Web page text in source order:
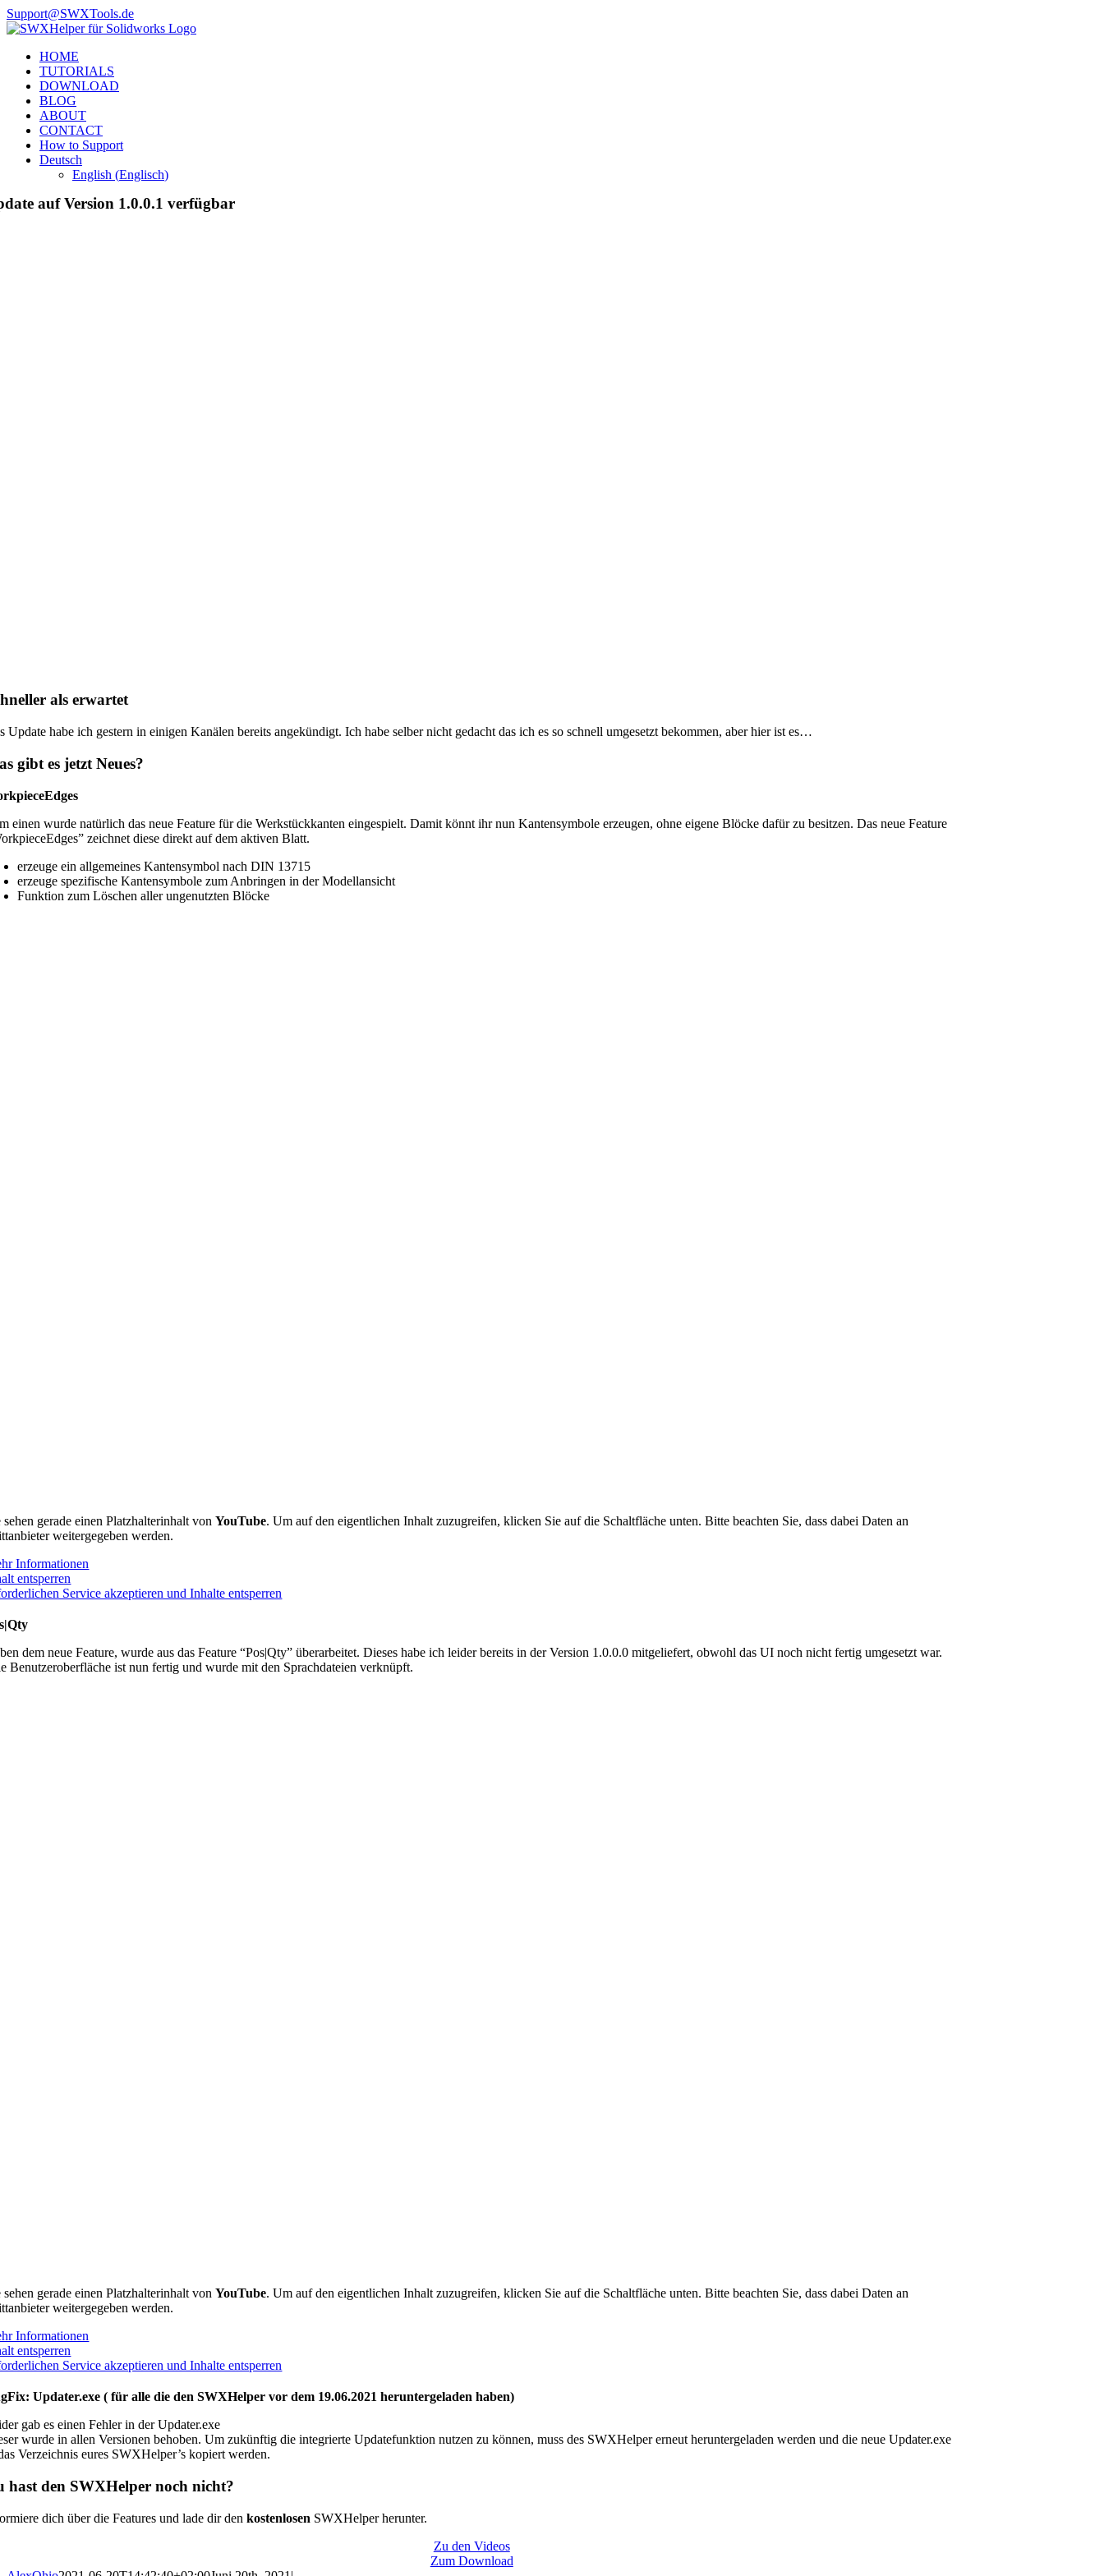
Zum
Inhalt
Support@SWXTools.de
Facebook
YouTube
X
HOME
TUTORIALS
DOWNLOAD
BLOG
ABOUT
CONTACT
How to Support
Deutsch
English (Englisch)
auf Version 1.0.0.1 verfügbar
als erwartet
Update habe ich gestern in einigen Kanälen bereits angekündigt. Ich habe selber nicht gedacht das ich es so schnell umgesetzt bekommen, aber hier ist es…
gibt es jetzt Neues?
einen wurde natürlich das neue Feature für die Werkstückkanten eingespielt. Damit könnt ihr nun Kantensymbole erzeugen, ohne eigene Blöcke dafür zu besitzen. Das neue Feature
zeichnet diese direkt auf dem aktiven Blatt.
erzeuge ein allgemeines Kantensymbol nach DIN 13715
erzeuge spezifische Kantensymbole zum Anbringen in der Modellansicht
Funktion zum Löschen aller ungenutzten Blöcke
sehen gerade einen Platzhalterinhalt vonYouTube. Um auf den eigentlichen Inhalt zuzugreifen, klicken Sie auf die Schaltfläche unten. Bitte beachten Sie, dass dabei Daten an
weitergegeben werden.
Informationen
entsperren
Service akzeptieren und Inhalte entsperren
dem neue Feature, wurde aus das Feature “Pos|Qty” überarbeitet. Dieses habe ich leider bereits in der Version 1.0.0.0 mitgeliefert, obwohl das UI noch nicht fertig umgesetzt war.
Benutzeroberfläche ist nun fertig und wurde mit den Sprachdateien verknüpft.
sehen gerade einen Platzhalterinhalt vonYouTube. Um auf den eigentlichen Inhalt zuzugreifen, klicken Sie auf die Schaltfläche unten. Bitte beachten Sie, dass dabei Daten an
weitergegeben werden.
Informationen
entsperren
Service akzeptieren und Inhalte entsperren
Updater.exe ( für alle die den SWXHelper vor dem 19.06.2021 heruntergeladen haben)
gab es einen Fehler in der Updater.exe
wurde in allen Versionen behoben. Um zukünftig die integrierte Updatefunktion nutzen zu können, muss des SWXHelper erneut heruntergeladen werden und die neue Updater.exe
Verzeichnis eures SWXHelper’s kopiert werden.
hast den SWXHelper noch nicht?
dich über die Features und lade dir denkostenlosen SWXHelper herunter.
Zu den Videos
Zum Download